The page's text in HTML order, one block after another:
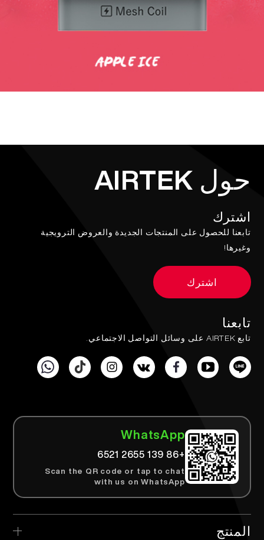
حول AIRTEK
اشترك
تابعنا للحصول على المنتجات الجديدة والعروض الترويجية
وغيرها!
اشترك
تابعنا
تابع AIRTEK على وسائل التواصل الاجتماعي.
WhatsApp
+86 139 2655 6521
Scan the QR code or tap to chat
with us on WhatsApp
المنتج